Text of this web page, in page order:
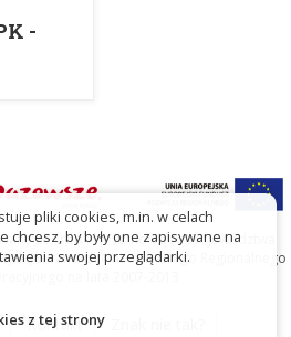
-
PKP
ze środków Samorządu Województwa
w ramach Mazowieckiego Regionalnego
na lata 2007-2013
Kontakt
pliki cookies, m.in. w celach
chcesz, by były one zapisywane na
swojej przeglądarki.
z tej strony